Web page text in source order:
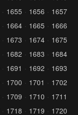
1655 1656
1657
1664 1665
1666
1673 1674
1675
1682 1683
1684
1691 1692
1693
1700 1701
1702
1709 1710
1711
1718 1719 1720